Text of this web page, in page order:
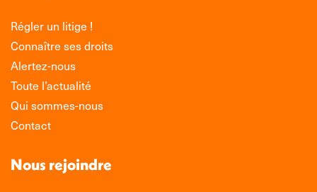
Régler un litige !
Connaître ses droits
Alertez-nous
Toute l’actualité
Qui sommes-nous
Contact
Nous rejoindre